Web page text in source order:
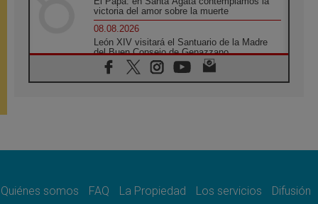
victoria del amor sobre la muerte
08.08.2026
León XIV visitará el Santuario de la Madre
del Buen Consejo de Genazzano
07.08.2026
Filipinas: el Vicariato Apostólico de Calapán
07.08.2026
07.08.2026
Quiénes somos FAQ La Propiedad Los servicios Difusión